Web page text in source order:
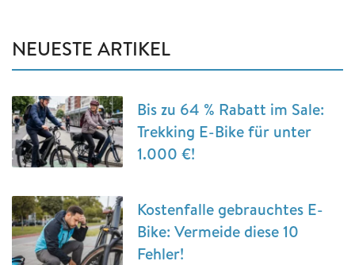
NEUESTE ARTIKEL
Bis zu 64 % Rabatt im Sale:
Trekking E-Bike für unter
1.000 €!
Kostenfalle gebrauchtes E-
Bike: Vermeide diese 10
Fehler!